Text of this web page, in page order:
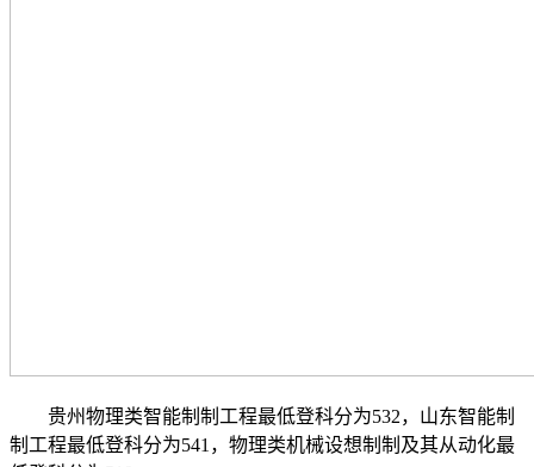
贵州物理类智能制制工程最低登科分为532，山东智能制
制工程最低登科分为541，物理类机械设想制制及其从动化最